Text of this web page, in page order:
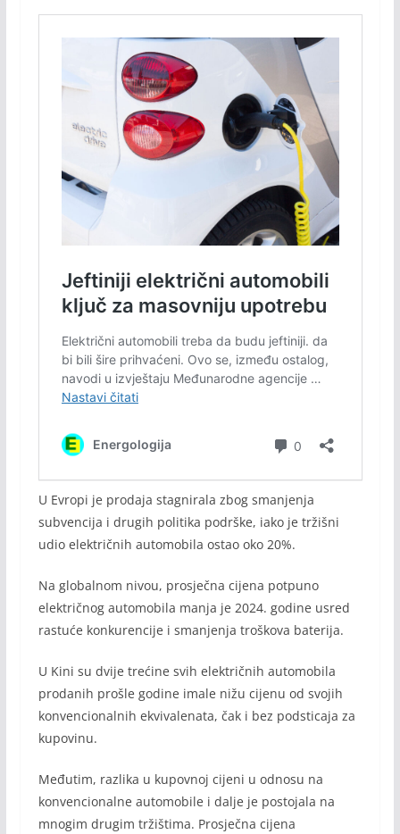
U Evropi je prodaja stagnirala zbog smanjenja
subvencija i drugih politika podrške, iako je tržišni
udio električnih automobila ostao oko 20%.
Na globalnom nivou, prosječna cijena potpuno
električnog automobila manja je 2024. godine usred
rastuće konkurencije i smanjenja troškova baterija.
U Kini su dvije trećine svih električnih automobila
prodanih prošle godine imale nižu cijenu od svojih
konvencionalnih ekvivalenata, čak i bez podsticaja za
kupovinu.
Međutim, razlika u kupovnoj cijeni u odnosu na
konvencionalne automobile i dalje je postojala na
mnogim drugim tržištima. Prosječna cijena